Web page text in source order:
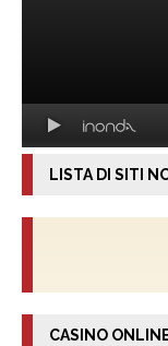
LISTA DI SITI
CASINO